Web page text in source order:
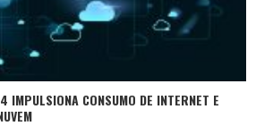
IMPULSIONA CONSUMO DE INTERNET E